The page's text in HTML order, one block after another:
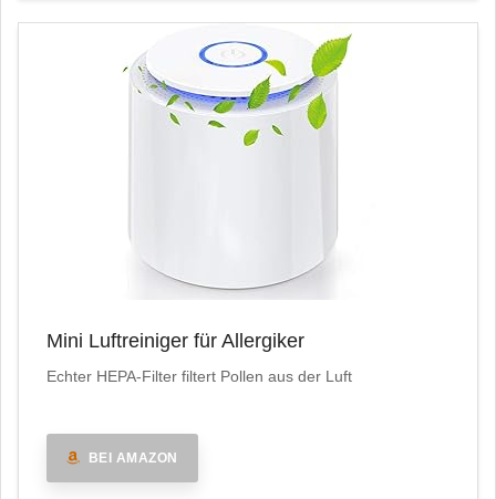
Mini Luftreiniger für Allergiker
Echter HEPA-Filter filtert Pollen aus der Luft
BEI AMAZON